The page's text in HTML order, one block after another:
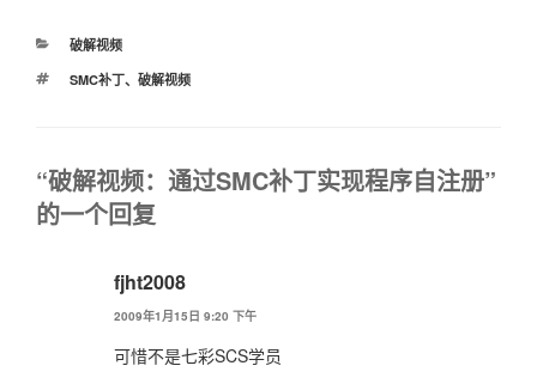
分
破解视频
标
SMC补丁、 破解视频
“破解视频：通过SMC补丁实现程序自注册”
的一个回复
fjht2008
2009年1月15日 9:20 下午
可惜不是七彩SCS学员